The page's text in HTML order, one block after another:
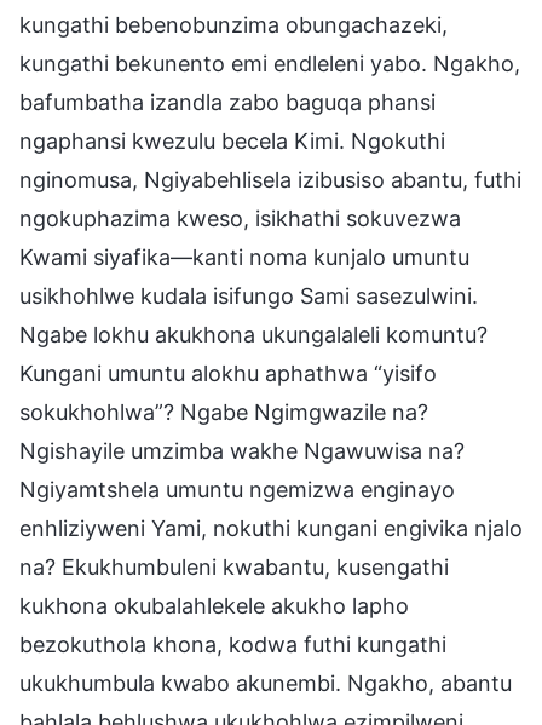
kungathi bebenobunzima obungachazeki,
kungathi bekunento emi endleleni yabo. Ngakho,
bafumbatha izandla zabo baguqa phansi
ngaphansi kwezulu becela Kimi. Ngokuthi
nginomusa, Ngiyabehlisela izibusiso abantu, futhi
ngokuphazima kweso, isikhathi sokuvezwa
Kwami siyafika—kanti noma kunjalo umuntu
usikhohlwe kudala isifungo Sami sasezulwini.
Ngabe lokhu akukhona ukungalaleli komuntu?
Kungani umuntu alokhu aphathwa “yisifo
sokukhohlwa”? Ngabe Ngimgwazile na?
Ngishayile umzimba wakhe Ngawuwisa na?
Ngiyamtshela umuntu ngemizwa enginayo
enhliziyweni Yami, nokuthi kungani engivika njalo
na? Ekukhumbuleni kwabantu, kusengathi
kukhona okubalahlekele akukho lapho
bezokuthola khona, kodwa futhi kungathi
ukukhumbula kwabo akunembi. Ngakho, abantu